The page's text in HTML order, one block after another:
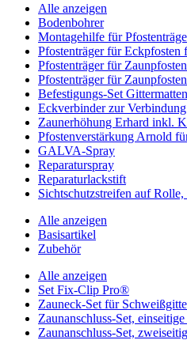
Alle anzeigen
Bodenbohrer
Montagehilfe für
Pfostenträger für Eckpfosten
Pfostenträger für
Pfostenträger für
Befestigungs-Set
Eckverbinder zur
Zaunerhöhung Erhard inkl.
Pfostenverstärkung Arnold
GALVA-Spray
Reparaturspray
Reparaturlackstift
Sichtschutzstreifen auf
Alle anzeigen
Basisartikel
Zubehör
Alle anzeigen
Set Fix-Clip Pro®
Zauneck-Set für
Zaunanschluss-Set,
Zaunanschluss-Set,